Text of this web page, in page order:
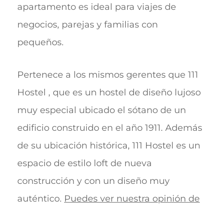
apartamento es ideal para viajes de
negocios, parejas y familias con
pequeños.
Pertenece a los mismos gerentes que 111
Hostel , que es un hostel de diseño lujoso
muy especial ubicado el sótano de un
edificio construido en el año 1911. Además
de su ubicación histórica, 111 Hostel es un
espacio de estilo loft de nueva
construcción y con un diseño muy
auténtico. Puedes ver nuestra opinión de